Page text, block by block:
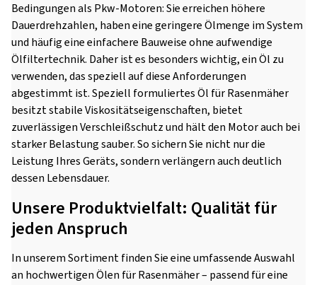
Bedingungen als Pkw-Motoren: Sie erreichen höhere
Dauerdrehzahlen, haben eine geringere Ölmenge im System
und häufig eine einfachere Bauweise ohne aufwendige
Ölfiltertechnik. Daher ist es besonders wichtig, ein Öl zu
verwenden, das speziell auf diese Anforderungen
abgestimmt ist. Speziell formuliertes Öl für Rasenmäher
besitzt stabile Viskositätseigenschaften, bietet
zuverlässigen Verschleißschutz und hält den Motor auch bei
starker Belastung sauber. So sichern Sie nicht nur die
Leistung Ihres Geräts, sondern verlängern auch deutlich
dessen Lebensdauer.
Unsere Produktvielfalt: Qualität für
jeden Anspruch
In unserem Sortiment finden Sie eine umfassende Auswahl
an hochwertigen Ölen für Rasenmäher – passend für eine